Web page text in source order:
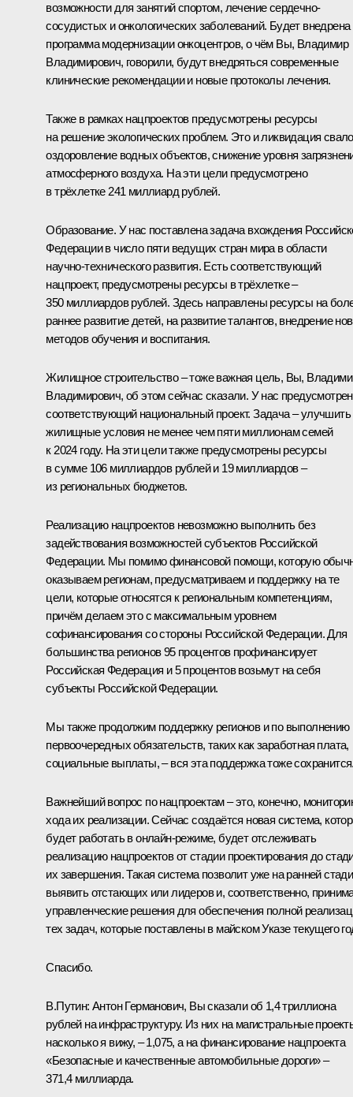
возможности для занятий спортом, лечение сердечно-
сосудистых и онкологических заболеваний. Будет внедрена
программа модернизации онкоцентров, о чём Вы, Владимир
Владимирович, говорили, будут внедряться современные
клинические рекомендации и новые протоколы лечения.
Также в рамках нацпроектов предусмотрены ресурсы
на решение экологических проблем. Это и ликвидация
оздоровление водных объектов, снижение уровня
атмосферного воздуха. На эти цели предусмотрено
в трёхлетке 241 миллиард рублей.
Образование. У нас поставлена задача вхождения
Федерации в число пяти ведущих стран мира в области
научно-технического развития. Есть соответствующий
нацпроект, предусмотрены ресурсы в трёхлетке –
350 миллиардов рублей. Здесь направлены ресурсы на
раннее развитие детей, на развитие талантов, внедрение
методов обучения и воспитания.
Жилищное строительство – тоже важная цель, Вы,
Владимирович, об этом сейчас сказали. У нас предусмотрен
соответствующий национальный проект. Задача – улучшить
жилищные условия не менее чем пяти миллионам семей
к 2024 году. На эти цели также предусмотрены ресурсы
в сумме 106 миллиардов рублей и 19 миллиардов –
из региональных бюджетов.
Реализацию нацпроектов невозможно выполнить без
задействования возможностей субъектов Российской
Федерации. Мы помимо финансовой помощи, которую
оказываем регионам, предусматриваем и поддержку на те
цели, которые относятся к региональным компетенциям,
причём делаем это с максимальным уровнем
софинансирования со стороны Российской Федерации. Для
большинства регионов 95 процентов профинансирует
Российская Федерация и 5 процентов возьмут на себя
субъекты Российской Федерации.
Мы также продолжим поддержку регионов и по выполнению
первоочередных обязательств, таких как заработная плата,
социальные выплаты, – вся эта поддержка тоже
Важнейший вопрос по нацпроектам – это, конечно,
хода их реализации. Сейчас создаётся новая система,
будет работать в онлайн-режиме, будет отслеживать
реализацию нацпроектов от стадии проектирования до
их завершения. Такая система позволит уже на ранней
выявить отстающих или лидеров и, соответственно,
управленческие решения для обеспечения полной
тех задач, которые поставлены в майском Указе текущего
Спасибо.
В.Путин: Антон Германович, Вы сказали об 1,4 триллиона
рублей на инфраструктуру. Из них на магистральные
насколько я вижу, – 1,075, а на финансирование нацпроекта
«Безопасные и качественные автомобильные дороги» –
371,4 миллиарда.